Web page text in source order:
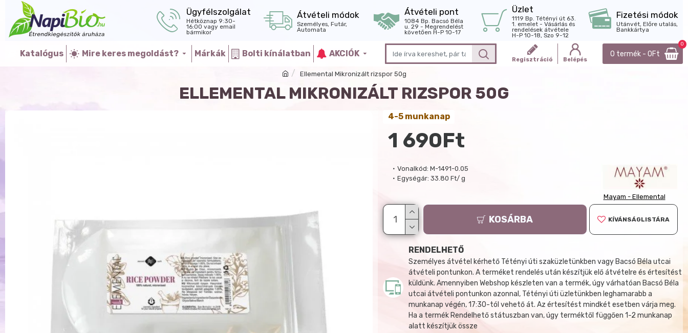
Ügyfélszolgálat
Hétköznap 9:30-
16:00 vagy email
bármikor
Átvételi módok
Személyes, Futár,
Automata
Átvételi pont
1084 Bp. Bacsó Béla
u. 29 - Megrendelést
követően H-P 10-17
Üzlet
1119 Bp. Tétényi út 63.
1. emelet - Vásárlás és
rendelések átvétele
H-P 10-18, Szo 9-12
Fizetési módok
Utánvét, Előre utalás,
Bankkártya
Katalógus Mire keres megoldást? Márkák Bolti kínálatban AKCIÓK
Regisztráció Belépés
0 termék - 0Ft
0
Ellemental Mikronizált rizspor 50g
ELLEMENTAL MIKRONIZÁLT RIZSPOR 50G
Vonalkód: M-1491-0.05
Egységár: 33.80 Ft/ g
Mayam - Ellemental
4-5 munkanap
1 690Ft
KOSÁRBA KÍVÁNSÁGLISTÁRA
RENDELHETŐ
Személyes átvétel kérhető Tétényi úti szaküzletünkben vagy Bacsó Béla utcai
átvételi pontunkon. A terméket rendelés után készítjük elő átvételre és értesítést
küldünk. Amennyiben Webshop készleten van a termék, úgy várhatóan Bacsó Béla
utcai átvételi pontunkon azonnal, Tétényi úti üzletünkben leghamarabb a
munkanap végén, 17:30-tól vehető át. Az értesítést mindkét esetben várja meg.
Ha a termék Rendelhető státuszban van, úgy terméktől függően 1-2 munkanap
alatt készítjük össze